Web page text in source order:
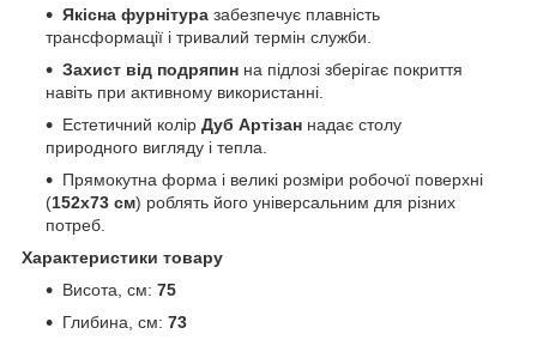
Якісна фурнітура забезпечує плавність
трансформації і тривалий термін служби.
Захист від подряпин на підлозі зберігає покриття
навіть при активному використанні.
Естетичний колір Дуб Артізан надає столу
природного вигляду і тепла.
Прямокутна форма і великі розміри робочої поверхні
(152x73 см) роблять його універсальним для різних
потреб.
Характеристики товару
Висота, см: 75
Глибина, см: 73